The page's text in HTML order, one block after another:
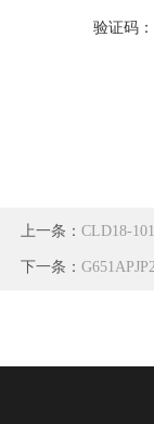
验证码：
上一条： CLD18-
下一条：